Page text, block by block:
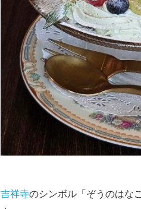
吉祥寺のシンボル「ぞうのはな